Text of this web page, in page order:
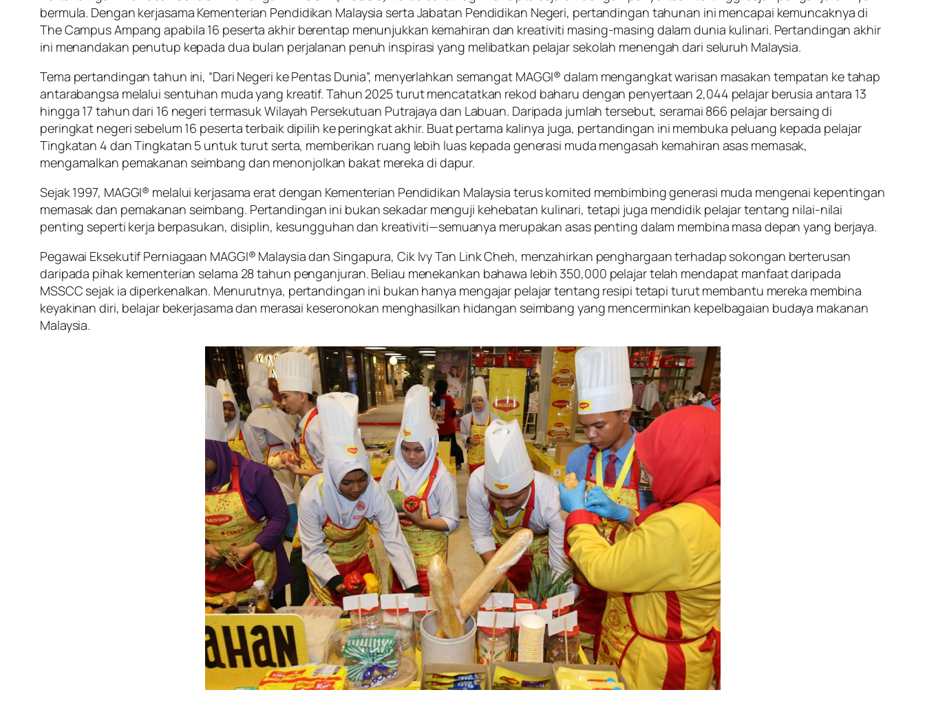
bermula. Dengan kerjasama Kementerian Pendidikan Malaysia serta Jabatan Pendidikan Negeri, pertandingan tahunan ini mencapai kemuncaknya di
The Campus Ampang apabila 16 peserta akhir berentap menunjukkan kemahiran dan kreativiti masing-masing dalam dunia kulinari. Pertandingan akhir
ini menandakan penutup kepada dua bulan perjalanan penuh inspirasi yang melibatkan pelajar sekolah menengah dari seluruh Malaysia.
Tema pertandingan tahun ini, “Dari Negeri ke Pentas Dunia”, menyerlahkan semangat MAGGI® dalam mengangkat warisan masakan tempatan ke tahap
antarabangsa melalui sentuhan muda yang kreatif. Tahun 2025 turut mencatatkan rekod baharu dengan penyertaan 2,044 pelajar berusia antara 13
hingga 17 tahun dari 16 negeri termasuk Wilayah Persekutuan Putrajaya dan Labuan. Daripada jumlah tersebut, seramai 866 pelajar bersaing di
peringkat negeri sebelum 16 peserta terbaik dipilih ke peringkat akhir. Buat pertama kalinya juga, pertandingan ini membuka peluang kepada pelajar
Tingkatan 4 dan Tingkatan 5 untuk turut serta, memberikan ruang lebih luas kepada generasi muda mengasah kemahiran asas memasak,
mengamalkan pemakanan seimbang dan menonjolkan bakat mereka di dapur.
Sejak 1997, MAGGI® melalui kerjasama erat dengan Kementerian Pendidikan Malaysia terus komited membimbing generasi muda mengenai kepentingan
memasak dan pemakanan seimbang. Pertandingan ini bukan sekadar menguji kehebatan kulinari, tetapi juga mendidik pelajar tentang nilai-nilai
penting seperti kerja berpasukan, disiplin, kesungguhan dan kreativiti—semuanya merupakan asas penting dalam membina masa depan yang berjaya.
Pegawai Eksekutif Perniagaan MAGGI® Malaysia dan Singapura, Cik Ivy Tan Link Cheh, menzahirkan penghargaan terhadap sokongan berterusan
daripada pihak kementerian selama 28 tahun penganjuran. Beliau menekankan bahawa lebih 350,000 pelajar telah mendapat manfaat daripada
MSSCC sejak ia diperkenalkan. Menurutnya, pertandingan ini bukan hanya mengajar pelajar tentang resipi tetapi turut membantu mereka membina
keyakinan diri, belajar bekerjasama dan merasai keseronokan menghasilkan hidangan seimbang yang mencerminkan kepelbagaian budaya makanan
Malaysia.